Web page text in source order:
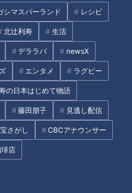
シマスパーランド レシピ
北辻利寿 生活
デララバ newsX
エンタメ ラグビー
の日本はじめて物語
藤田朋子 見逃し配信
さがし CBCアナウンサー
店
コスパ最強スーパー「ロピア」
が愛知初上陸！ 名古屋みなと店
を取材！おすすめの商品と
は！？
ング 愛知